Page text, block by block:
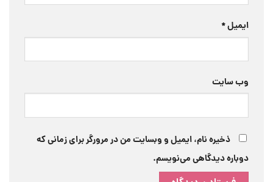
ایمیل*
وب‌ سایت
ذخیره نام، ایمیل و وبسایت من در مرورگر برای زمانی که
دوباره دیدگاهی می‌نویسم.